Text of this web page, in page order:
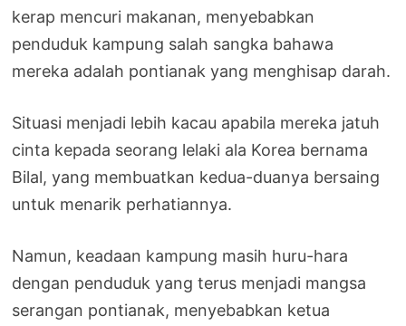
kerap mencuri makanan, menyebabkan
penduduk kampung salah sangka bahawa
mereka adalah pontianak yang menghisap darah.
Situasi menjadi lebih kacau apabila mereka jatuh
cinta kepada seorang lelaki ala Korea bernama
Bilal, yang membuatkan kedua-duanya bersaing
untuk menarik perhatiannya.
Namun, keadaan kampung masih huru-hara
dengan penduduk yang terus menjadi mangsa
serangan pontianak, menyebabkan ketua